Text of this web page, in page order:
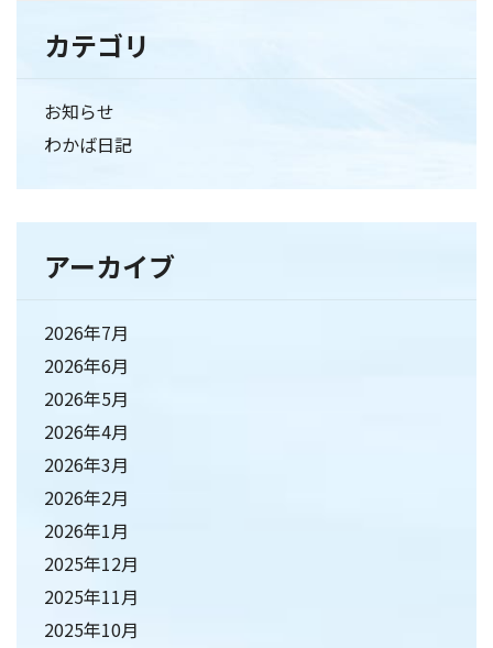
カテゴリ
お知らせ
わかば日記
アーカイブ
2026年7月
2026年6月
2026年5月
2026年4月
2026年3月
2026年2月
2026年1月
2025年12月
2025年11月
2025年10月